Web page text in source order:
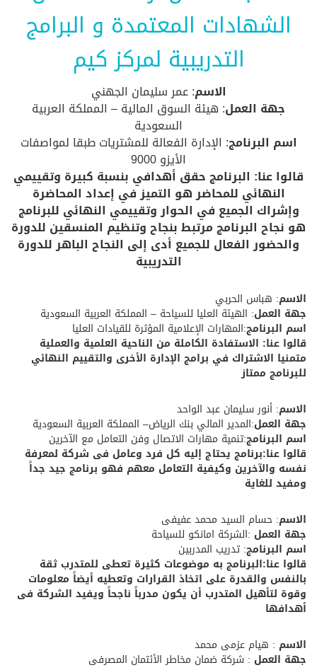
الشهادات المعتمدة و البرامج
التدريبية لمركز كيم
الاسم: عمر سليمان الجهني
جهة العمل: هيئة السوق المالية – المملكة العربية
السعودية
اسم البرنامج: الإدارة الفعالة للمشتريات طبقا لمواصفات
الأيزو 9000
قالوا عنا: البرنامج حقق أهدافي بنسبة كبيرة وتقييمي
النهائي للمحاضر هو التميز في إعداد المحاضرة
وإشراك الجميع في الحوار وتقييمي النهائي للبرنامج
هو نجاح البرنامج مرتبط بنجاح وتنظيم المنسقين للدورة
والحضور الفعال للجميع أدى إلى النجاح الباهر للدورة
التدريبية
الاسم: هباس الحربي
جهة العمل: الهيئة العليا للسياحة – المملكة العربية السعودية
اسم البرنامج:المهارات الإعلامية المؤثرة للقيادات العليا
قالوا عنا: الاستفادة الكاملة من الناحية العلمية والعملية
متمنيا الاشتراك في برامج الإدارة الأخرى والتقييم النهائي
للبرنامج ممتاز
الاسم: أنور سليمان عبد الواحد
جهة العمل:المدير المالي بنك الرياض– المملكة العربية السعودية
اسم البرنامج:تنمية مهارات الاتصال وفن التعامل مع الآخرين
قالوا عنا:برنامج يحتاج إليه كل فرد وعامل فى شركة لمعرفة
نفسه والآخرين وكيفية التعامل معهم فهو برنامج جيد جداً
ومفيد للغاية
الاسم: حسام السيد محمد عفيفى
جهة العمل :الشركة امانكو للسياحة
اسم البرنامج: تدريب المدربين
قالوا عنا:البرنامج به موضوعات كثيرة تعطى للمتدرب ثقة
بالنفس والقدرة على اتخاذ القرارات وتعطيه أيضاً معلومات
وقوة لتأهيل المتدرب أن يكون مدرباً ناجحاً ويفيد الشركة فى
أهدافها
الاسم : هيام عزمى محمد
جهة العمل : شركة ضمان مخاطر الأئتمان المصرفى